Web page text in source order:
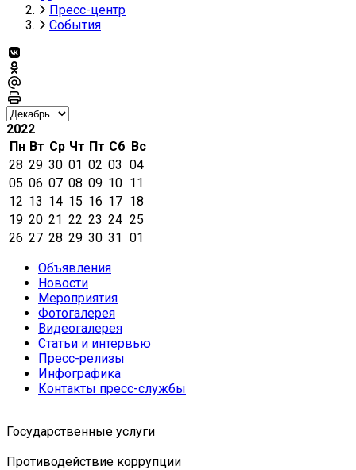
Пресс-центр
События
2022
Пн Вт Ср Чт Пт Сб Вс
28 29 30 01 02 03 04
05 06 07 08 09 10 11
12 13 14 15 16 17 18
19 20 21 22 23 24 25
26 27 28 29 30 31 01
Объявления
Новости
Мероприятия
Фотогалерея
Видеогалерея
Статьи и интервью
Пресс-релизы
Инфографика
Контакты пресс-службы
Государственные услуги
Противодействие коррупции